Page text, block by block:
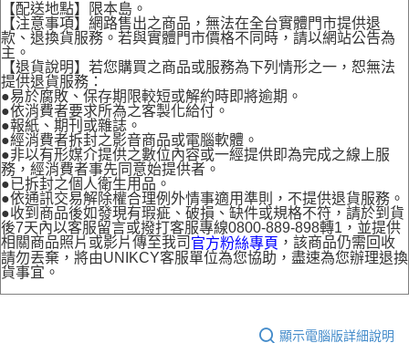
【配送地點】限本島。
【注意事項】網路售出之商品，無法在全台實體門市提供退
款、退換貨服務。若與實體門市價格不同時，請以網站公告為
主。
【退貨說明】若您購買之商品或服務為下列情形之一，恕無法
提供退貨服務：
●易於腐敗、保存期限較短或解約時即將逾期。
●依消費者要求所為之客製化給付。
●報紙、期刊或雜誌。
●經消費者拆封之影音商品或電腦軟體。
●非以有形媒介提供之數位內容或一經提供即為完成之線上服
務，經消費者事先同意始提供者。
●已拆封之個人衛生用品。
●依通訊交易解除權合理例外情事適用準則，不提供退貨服務。
●收到商品後如發現有瑕疵、破損、缺件或規格不符，請於到貨
後7天內以客服留言或撥打客服專線0800-889-898轉1，並提供
相關商品照片或影片傳至我司 官方粉絲專頁 ，該商品仍需回收
請勿丟棄，將由UNIKCY客服單位為您協助，盡速為您辦理退換
貨事宜。
顯示電腦版詳細說明